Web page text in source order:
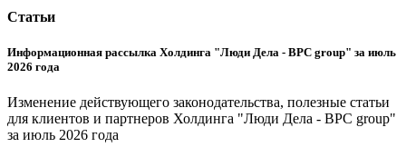
Статьи
Информационная рассылка Холдинга "Люди Дела - BPC group" за июль
2026 года
Изменение действующего законодательства, полезные статьи
для клиентов и партнеров Холдинга "Люди Дела - BPC group"
за июль 2026 года